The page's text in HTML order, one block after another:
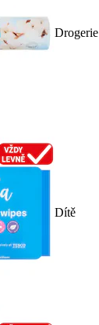
Drogerie
Dítě